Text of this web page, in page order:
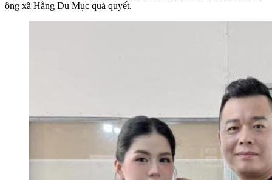
ông xã Hằng Du Mục quả quyết.